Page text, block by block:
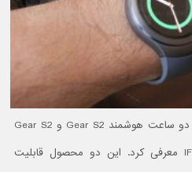
کمپانی سامسونگ پنجشنبه گذشته دو ساعت هوشمند Gear S2 و Gear S2
کلاسیک را در نمایشگاه IFA 2015 معرفی کرد. این دو محصول قابلیت